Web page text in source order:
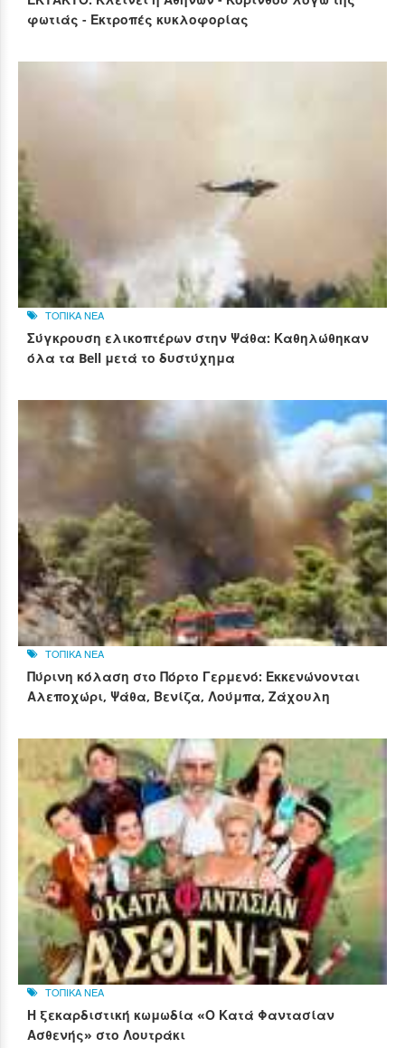
φωτιάς - Εκτροπές κυκλοφορίας
ΤΟΠΙΚΑ ΝΕΑ
Σύγκρουση ελικοπτέρων στην Ψάθα: Καθηλώθηκαν
όλα τα Bell μετά το δυστύχημα
ΤΟΠΙΚΑ ΝΕΑ
Πύρινη κόλαση στο Πόρτο Γερμενό: Εκκενώνονται
Αλεποχώρι, Ψάθα, Βενίζα, Λούμπα, Ζάχουλη
ΤΟΠΙΚΑ ΝΕΑ
Η ξεκαρδιστική κωμωδία «Ο Κατά Φαντασίαν
Ασθενής» στο Λουτράκι